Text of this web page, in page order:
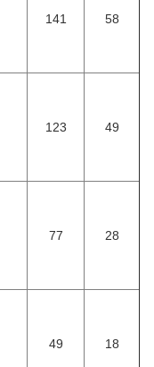
141 58
123 49
77 28
49 18